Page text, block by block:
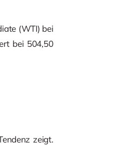
(WTI) bei
bei 504,50
zeigt.